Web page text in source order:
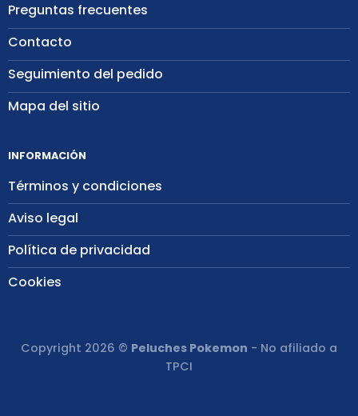
Preguntas frecuentes
Contacto
Seguimiento del pedido
Mapa del sitio
INFORMACIÓN
Términos y condiciones
Aviso legal
Política de privacidad
Cookies
Copyright 2026 © Peluches Pokemon - No afiliado a
TPCI